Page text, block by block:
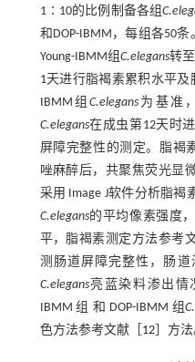
1∶10的比例制备各组
和DOP-IBMM，每组各50条
Young-IBMM组C.elegans转
1天进行脂褐素累积水平及
IBMM组C.elegans 为基准
C.elegans在成虫第12天时
屏障完整性的测定。脂褐
唑麻醉后，共聚焦荧光显
采用 Image J软件分析脂
C.elegans的平均像素强度
平，脂褐素测定方法参考文
测肠道屏障完整性，肠道
C.elegans亮蓝染料渗出情
IBMM 组 和 DOP-IBMM 组
色方法参考文献［ 12］方法